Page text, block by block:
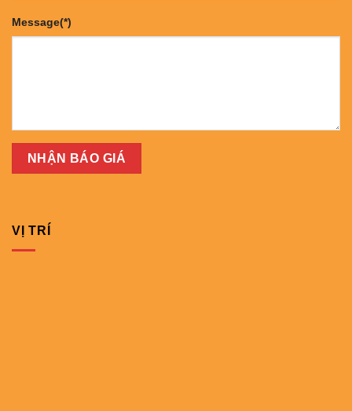
Message(*)
VỊ TRÍ